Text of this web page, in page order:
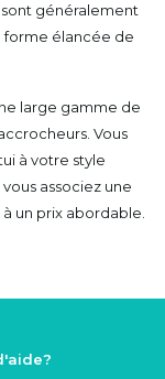
généralement
forme élancée de
large gamme de
Vous
à votre style
associez une
un prix abordable.